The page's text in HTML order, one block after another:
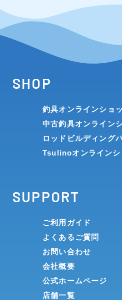
SHOP
釣具オンラインショ
中古釣具オンライン
ロッドビルディング
Tsulinoオンラインシ
SUPPORT
ご利用ガイド
よくあるご質問
お問い合わせ
会社概要
公式ホームページ
店舗一覧